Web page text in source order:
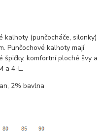
kalhoty (punčocháče, silonky)
Punčochové kalhoty mají
špičky, komfortní ploché švy a
a 4-L.
2% bavlna